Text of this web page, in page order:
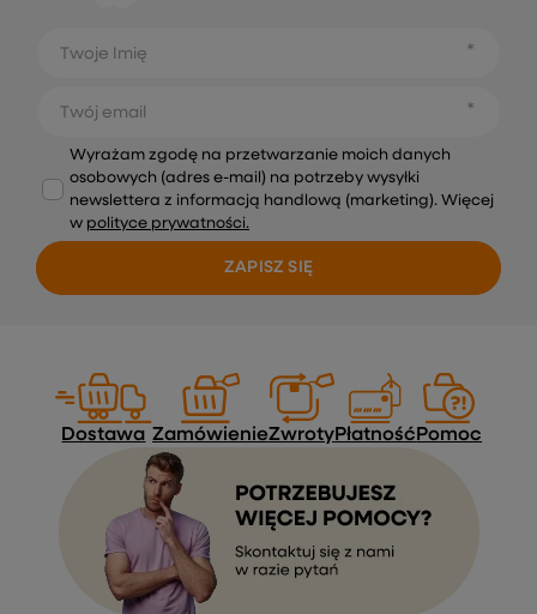
Twoje Imię
Twój email
Wyrażam zgodę na przetwarzanie moich danych
osobowych (adres e-mail) na potrzeby wysyłki
newslettera z informacją handlową (marketing). Więcej
w polityce prywatności.
ZAPISZ SIĘ
Dostawa ZamówienieZwrotyPłatność Pomoc